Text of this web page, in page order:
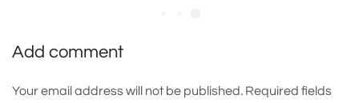
Add comment
Your email address will not be published. Required fields